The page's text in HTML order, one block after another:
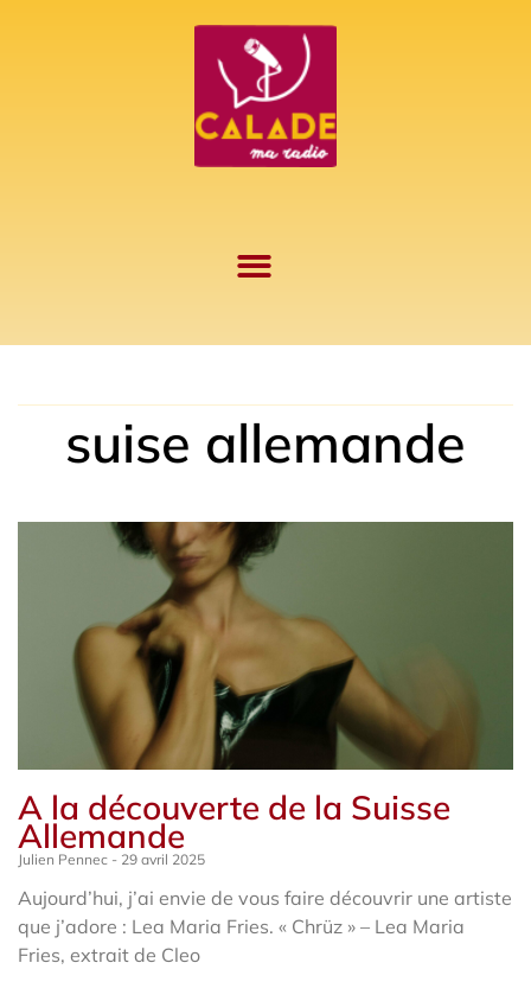
suise allemande
A la découverte de la Suisse
Allemande
Julien Pennec 29 avril 2025
Aujourd’hui, j’ai envie de vous faire découvrir une artiste
que j’adore : Lea Maria Fries. « Chrüz » – Lea Maria
Fries, extrait de Cleo